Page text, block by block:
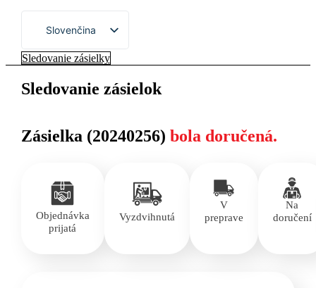
Slovenčina
English
Sledovanie zásielky
Sledovanie zásielok
Zásielka (20240256) bola doručená.
Objednávka
prijatá
Vyzdvihnutá
V
preprave
Na
doručení